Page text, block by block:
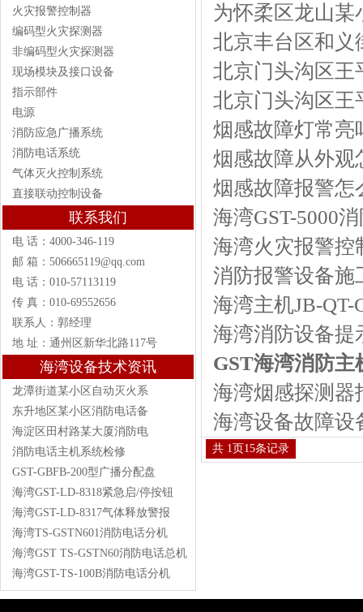
火灾报警控制器
编码型火灾探测器
非编码型火灾探测器
现场模块及接口设备
指示部件
电源
消防应急广播系统
消防电话系统
气体灭火控制系统
直接联动控制设备
联系我们
电 话：4000-346-119
邮 箱：506665119@qq.com
电 话：010-57113119
传 真：010-69552656
联系人：郭经理
地 址：通州区新华北路117号
海湾设备技术资讯
龙潭街道某小区自动灭火系
东升地区某小区消防电话备
海淀区田村路某大厦消防电
消防电话主机系统检修
GST-GBFB-200型广播分配盘
海湾GST-LD-8318紧急启/停按钮
海湾GST-LD-8317气体释放警报
海湾TS-GSTN601消防电话分机
海湾GST TS-GSTN60消防电话总机
海湾GST-TS-100B消防电话分机
为怀柔区龙山
北京丰台区和义
北京门头沟区王
北京门头沟区王
烟感故障灯常亮
烟感故障从外观
烟感故障报警怎
海湾GST-5000
海湾火灾报警控
消防报警设备施
海湾主机JB-QT-
海湾消防设备提
GST海湾消防
海湾烟感探测器
海湾设备故障设
共 1页15条记录